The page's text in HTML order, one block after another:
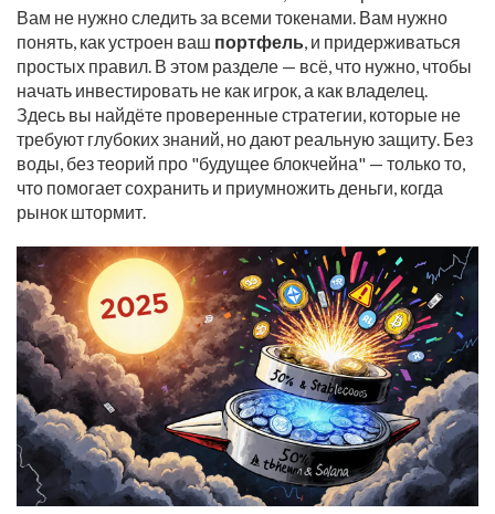
Вам не нужно следить за всеми токенами. Вам нужно
понять, как устроен ваш портфель, и придерживаться
простых правил. В этом разделе — всё, что нужно, чтобы
начать инвестировать не как игрок, а как владелец.
Здесь вы найдёте проверенные стратегии, которые не
требуют глубоких знаний, но дают реальную защиту. Без
воды, без теорий про "будущее блокчейна" — только то,
что помогает сохранить и приумножить деньги, когда
рынок штормит.